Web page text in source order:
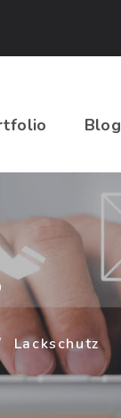
Blog
Lackschutz